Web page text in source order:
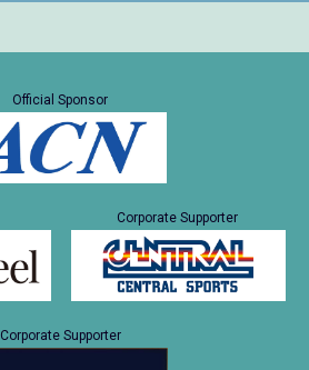
Official Sponsor
Corporate Supporter
Corporate Supporter